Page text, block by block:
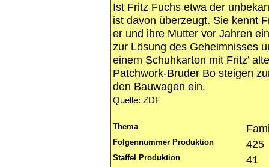
Ist Fritz Fuchs etwa der
ist davon überzeugt. Sie kennt
er und ihre Mutter vor Jahren
zur Lösung des Geheimnisses
einem Schuhkarton mit Fritz’
Patchwork-Bruder Bo steigen
den Bauwagen ein.
Quelle: ZDF
Thema
Folgennummer Produktion 425
Staffel Produktion 41